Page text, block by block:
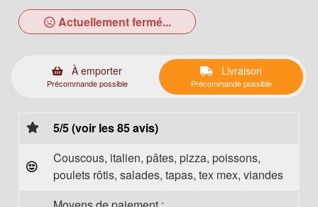
Actuellement fermé...
À emporter
Précommande possible
Livraison
Précommande possible
5/5 (voir les 85 avis)
Couscous, italien, pâtes, pizza, poissons,
poulets rôtis, salades, tapas, tex mex, viandes